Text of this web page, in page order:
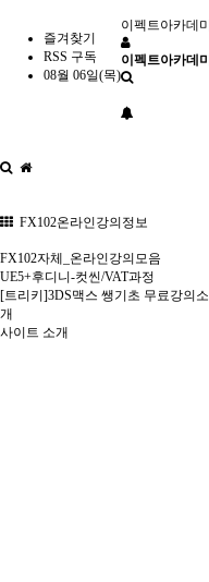
즐겨찾기
RSS 구독
08월 06일(목)
이펙트아카데미
이펙트아카데미
FX102온라인강의정보
FX102자체_온라인강의모음
UE5+후디니-컷씬/VAT과정
[트리키]3DS맥스 쌩기초 무료강의소
개
사이트 소개